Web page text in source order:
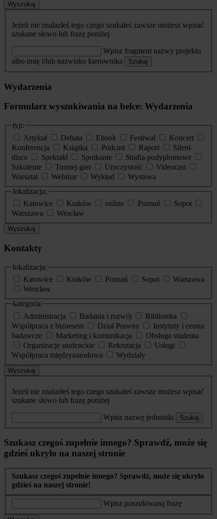
Wyszukaj
Jeżeli nie znalazłeś tego czego szukałeś zawsze możesz wpisać
szukane słowo lub frazę poniżej
Wpisz fragment nazwy projektu
albo imię i/lub nazwisko kierownika
Szukaj
Wydarzenia
Formularz wyszukiwania na belce: Wydarzenia
typ:
Artykuł
Debata Ebook Festiwal
Koncert
Konferencja
Książka Podcast Raport
Silent-
disco
Spektakl Spotkanie
Studia-podyplomowe
Szkolenie
Turniej-gier Uroczystość
Videocast
Warsztat
Webinar Wykład
Wystawa
lokalizacja:
Katowice
Kraków online Poznań
Sopot
Warszawa
Wrocław
Wyszukaj
Kontakty
lokalizacja:
Katowice
Kraków Poznań Sopot
Warszawa
Wrocław
kategoria:
Administracja
Badania i rozwój
Biblioteka
Współpraca z biznesem
Dział Prawny
Instytuty i centra
badawcze
Marketing i komunikacja
Obsługa studenta
Organizacje studenckie
Rekrutacja
Usługi
Współpraca międzynarodowa
Wydziały
Wyszukaj
Jeżeli nie znalazłeś tego czego szukałeś zawsze możesz wpisać
szukane słowo lub frazę poniżej
Wpisz nazwę jednostki Szukaj
Szukasz czegoś zupełnie innego? Sprawdź, może się
gdzieś ukryło na naszej stronie
Szukasz czegoś zupełnie innego? Sprawdź, może się ukryło
gdzieś na naszej stronie!
Wpisz poszukiwaną frazę